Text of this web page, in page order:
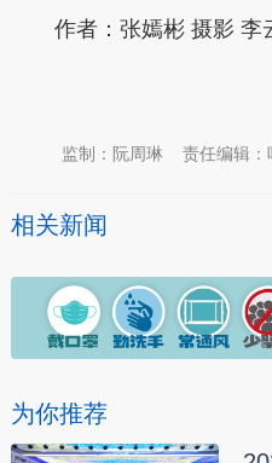
作者：张嫣彬 摄影 李
责任编辑：
监制：阮周琳
相关新闻
为你推荐